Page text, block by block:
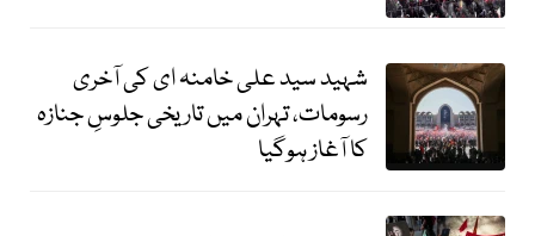
شہید سید علی خامنہ ای کی آخری
رسومات، تہران میں تاریخی جلوسِ جنازہ
کا آغاز ہوگیا